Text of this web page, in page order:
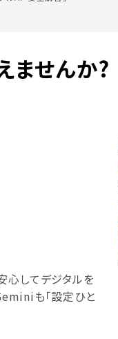
ませんか?
心してデジタルを
も「設定ひと